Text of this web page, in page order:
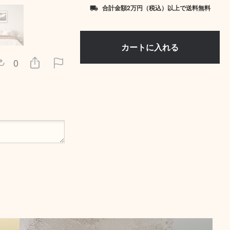
0
local_shipping 合計金額2万円（税込）以上で送料無料